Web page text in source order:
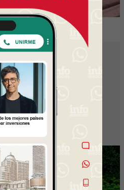
a tres cifras (la
y ya prepara
seguir